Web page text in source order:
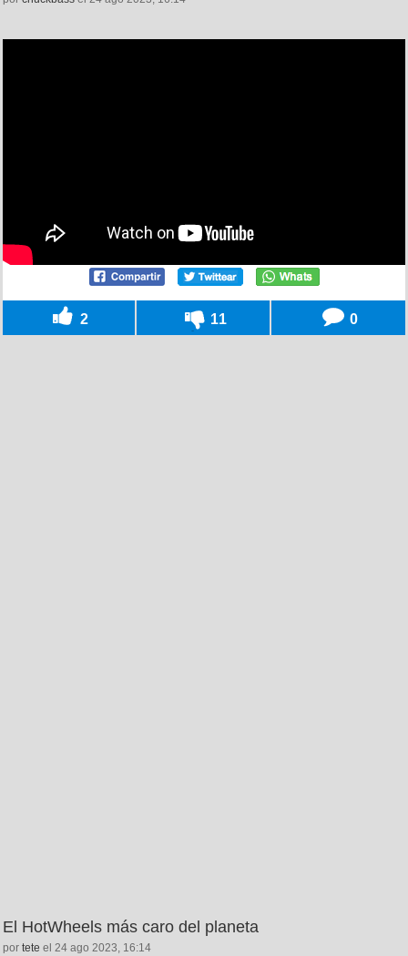
2 11 0
El HotWheels más caro del planeta
por tete el 24 ago 2023, 16:14